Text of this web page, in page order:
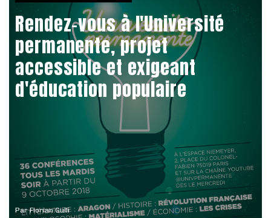
ParFlorian Gulli
Rendez-vous à l'Université
permanente, projet
accessible et exigeant
d'éducation populaire